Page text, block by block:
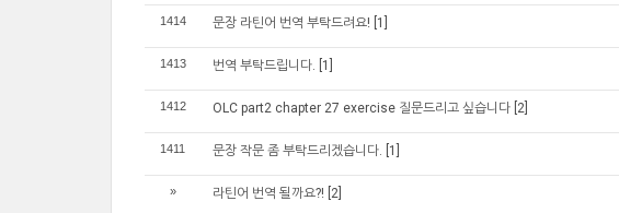
1414 문장 라틴어 번역 부탁드려요! [1]
1413 번역 부탁드립니다. [1]
1412 OLC part2 chapter 27 exercise 질문드리고 싶습니다 [2]
1411 문장 작문 좀 부탁드리겠습니다. [1]
» 라틴어 번역 될까요?! [2]